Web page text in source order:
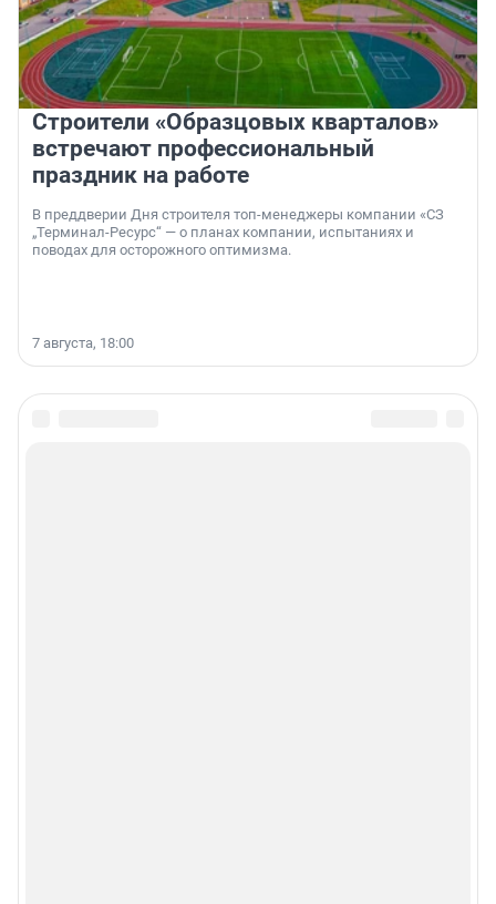
Строители «Образцовых кварталов»
встречают профессиональный
праздник на работе
В преддверии Дня строителя топ-менеджеры компании «СЗ
„Терминал-Ресурс“ — о планах компании, испытаниях и
поводах для осторожного оптимизма.
7 августа, 18:00